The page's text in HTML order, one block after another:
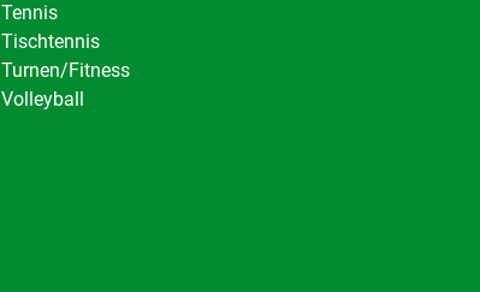
Tennis
Tischtennis
Turnen/Fitness
Volleyball